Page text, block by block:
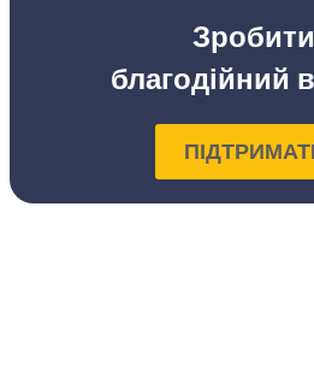
Зробити
благодійний